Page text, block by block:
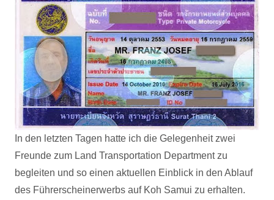
In den letzten Tagen hatte ich die Gelegenheit zwei
Freunde zum Land Transportation Department zu
begleiten und so einen aktuellen Einblick in den Ablauf
des Führerscheinerwerbs auf Koh Samui zu erhalten.